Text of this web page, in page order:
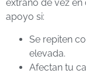
extraño de vez
apoyo si:
Se repiten
elevada.
Afectan tu